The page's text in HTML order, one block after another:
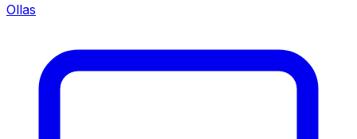
Ollas